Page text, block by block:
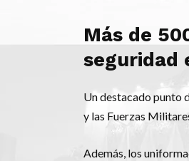
Más de
seguridad
Un destacado punto
y las Fuerzas
Además, los